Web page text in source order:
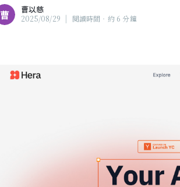
曹 曹以慈
2025/08/29 | 閱讀時間‧約 6 分鐘